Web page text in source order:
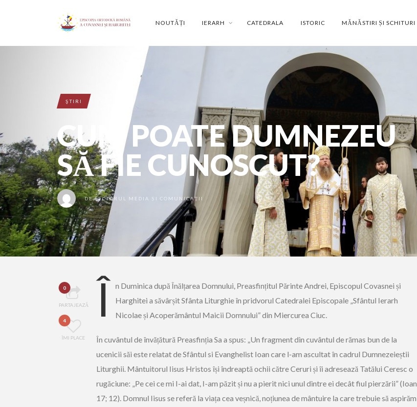
NOUTĂȚI IERARH CATEDRALA ISTORIC MĂNĂSTIRI ȘI SCHITURI
ŞTIRI
CUM POATE DUMNEZEU
SĂ FIE CUNOSCUT?
DESECTORUL MEDIA ȘI COMUNICAȚII
0
PARTAJEAZĂ
4
ÎMI PLACE
Î n Duminica după Înălțarea Domnului, Preasfințitul Părinte Andrei, Episcopul Covasnei și
Harghitei a săvârșit Sfânta Liturghie în pridvorul Catedralei Episcopale „Sfântul Ierarh
Nicolae și Acoperământul Maicii Domnului” din Miercurea Ciuc.
În cuvântul de învățătură Preasfinția Sa a spus: „Un fragment din cuvântul de rămas bun de la
ucenicii săi este relatat de Sfântul si Evanghelist Ioan care l-am ascultat în cadrul Dumnezeieștii
Liturghii. Mântuitorul Iisus Hristos își îndreaptă ochii către Ceruri și îi adresează Tatălui Ceresc o
rugăciune: „Pe cei ce mi I-ai dat, I-am păzit și nu a pierit nici unul dintre ei decât fiul pierzării” (Ioan
17; 12). Domnul Iisus se referă la viața cea veșnică, noțiunea de mântuire la care trebuie să aspirăm